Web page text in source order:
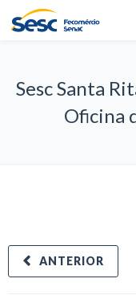
Sesc Santa
Oficina
ANTERIOR